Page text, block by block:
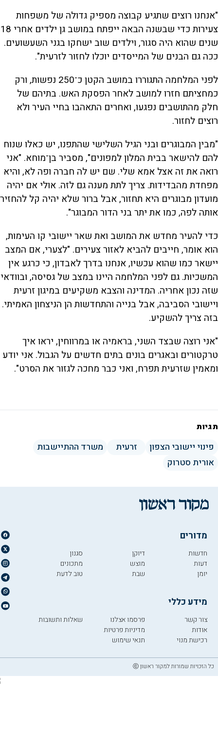
"אנחנו רוצים שתגיע קבוצה מספיק גדולה של משפחות
צעירות כדי שבשנה הבאה ייפתח במושב גן ילדים אחרי 18
שנים שהוא היה סגור, וילדים שוב ישחקו בגני השעשועים.
ככה גם הבנים של המייסדים יוכלו לחזור לזרעית".
לפני המלחמה התגוררו במושב הקטן כ־250 נפשות, ורק
כמחציתם חזרו למושב לאחר הפסקת האש. בתיהם של
חלק מהתושבים נפגעו, ואחרים התאהבו בחיי העיר ולא
רוצים לחזור.
"מבין המבוגרים ובני הגיל השלישי שהתפנו, יש כאלו שנוח
להם להישאר בבית המלון למפונים", מסביר בן־מוחא. "אני
רואה את זה אצל אמא שלי. שם יש לה חברה ופה לא, והיא
מפחדת מהבדידות. צריך לתת מענה גם לזה. אולי אם יהיה
מועדון מבוגרים היא תחזור, אבל ברור שלא יהיה קל להחזיר
אותה לפה, כמו את יתר בני הדור המבוגר".
כדי להעיר מחדש את המושב ואת שאר יישובי קו העימות,
הוא אומר, חייבים להביא לאזור צעירים. "לצערי, אם המצב
יישאר כמו שהוא עכשיו, אנחנו בדרך לאבדון, כי כרגע אין
המשכיות. גם לפני המלחמה היינו במצב של גסיסה, ובוודאי
שזה נכון אחריה. המדינה והצבא משקיעים במיגון זרעית
ויישובי הסביבה, אבל בנייה והתחדשות הן הניצחון האמיתי.
בזה צריך להשקיע.
"אני רוצה שבצד השני, בראמיה או במרווחין, יראו איך
טרקטורים ובאגרים בונים בתים חדשים על הגבול. אני יודע
ומאמין שזרעית תפרח, ואני כבר מחכה לגזור את הסרט".
תגיות
פינוי יישובי הצפון זרעית
משרד ההתיישבות
אורית סטרוק
מדורים
חדשות
דעות
יומן
דיוקן
מוצש
שבת
סגנון
מתכונים
טוב לדעת
מידע כללי
צור קשר
אודות
רכישת מנוי
פרסמו אצלנו
מדיניות פרטיות
תנאי שימוש
שאלות ותשובות
כל הזכויות שמורות למקור ראשון ⓒ